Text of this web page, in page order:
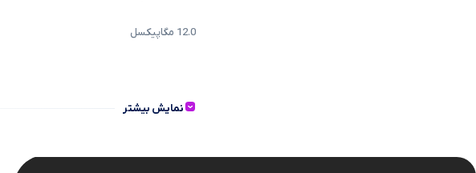
12.0 مگاپيکسل
نمایش بیشتر